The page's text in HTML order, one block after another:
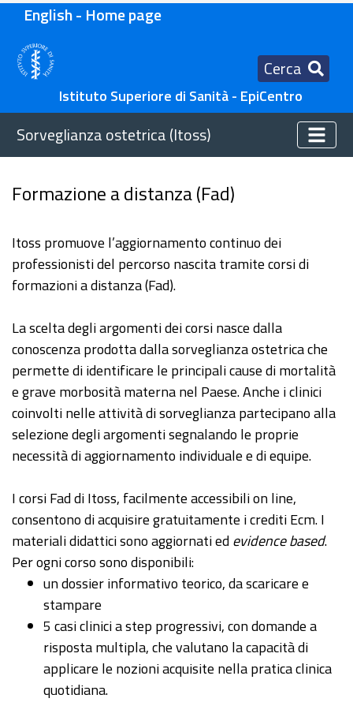
English - Home page
Cerca
Istituto Superiore di Sanità - EpiCentro
Sorveglianza ostetrica (Itoss)
Formazione a distanza (Fad)
Itoss promuove l’aggiornamento continuo dei
professionisti del percorso nascita tramite corsi di
formazioni a distanza (Fad).
La scelta degli argomenti dei corsi nasce dalla
conoscenza prodotta dalla sorveglianza ostetrica che
permette di identificare le principali cause di mortalità
e grave morbosità materna nel Paese. Anche i clinici
coinvolti nelle attività di sorveglianza partecipano alla
selezione degli argomenti segnalando le proprie
necessità di aggiornamento individuale e di equipe.
I corsi Fad di Itoss, facilmente accessibili on line,
consentono di acquisire gratuitamente i crediti Ecm. I
materiali didattici sono aggiornati edevidence based.
Per ogni corso sono disponibili:
un dossier informativo teorico, da scaricare e
stampare
5 casi clinici a step progressivi, con domande a
risposta multipla, che valutano la capacità di
applicare le nozioni acquisite nella pratica clinica
quotidiana.